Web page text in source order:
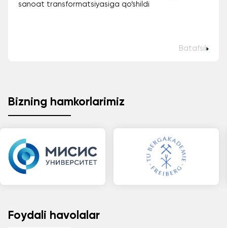
sanoat transformatsiyasiga qo‘shildi
Batafsil
Bizning hamkorlarimiz
Foydali havolalar